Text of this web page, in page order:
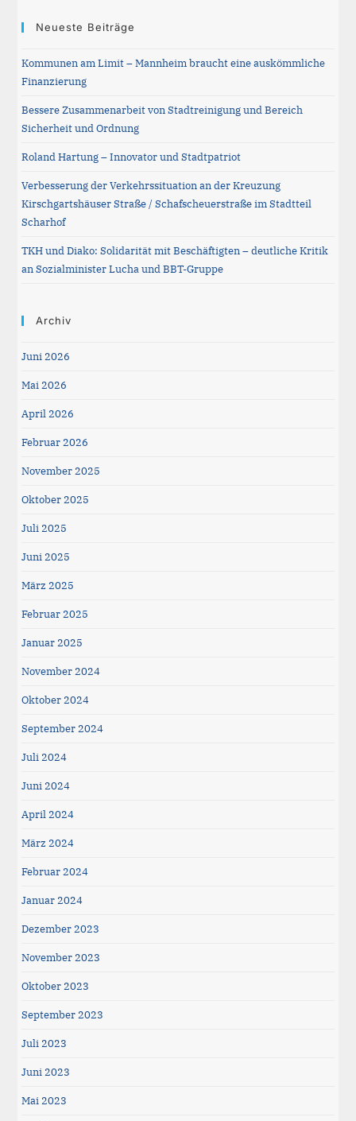
Neueste Beiträge
Kommunen am Limit – Mannheim braucht eine auskömmliche
Finanzierung
Bessere Zusammenarbeit von Stadtreinigung und Bereich
Sicherheit und Ordnung
Roland Hartung – Innovator und Stadtpatriot
Verbesserung der Verkehrssituation an der Kreuzung
Kirschgartshäuser Straße / Schafscheuerstraße im Stadtteil
Scharhof
TKH und Diako: Solidarität mit Beschäftigten – deutliche Kritik
an Sozialminister Lucha und BBT-Gruppe
Archiv
Juni 2026
Mai 2026
April 2026
Februar 2026
November 2025
Oktober 2025
Juli 2025
Juni 2025
März 2025
Februar 2025
Januar 2025
November 2024
Oktober 2024
September 2024
Juli 2024
Juni 2024
April 2024
März 2024
Februar 2024
Januar 2024
Dezember 2023
November 2023
Oktober 2023
September 2023
Juli 2023
Juni 2023
Mai 2023